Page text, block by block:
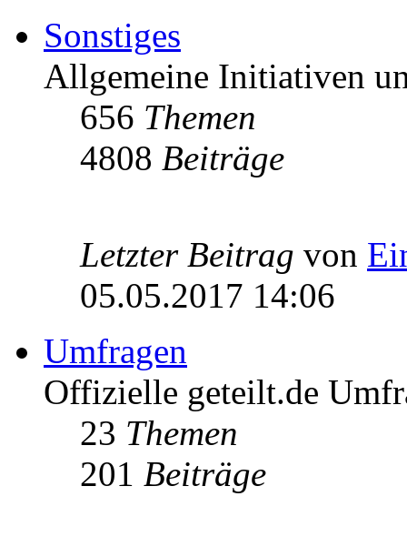
Sonstiges
Allgemeine Initiativen
656 Themen
4808 Beiträge
Letzter Beitrag von
05.05.2017 14:06
Umfragen
Offizielle geteilt.de
23 Themen
201 Beiträge